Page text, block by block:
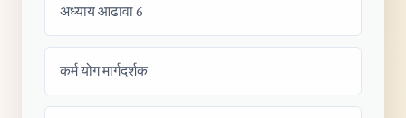
अध्याय आढावा 6
कर्म योग मार्गदर्शक